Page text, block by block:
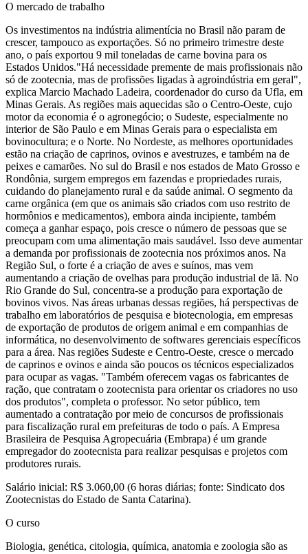
O mercado de trabalho
Os investimentos na indústria alimentícia no Brasil não param de
crescer, tampouco as exportações. Só no primeiro trimestre deste
ano, o país exportou 9 mil toneladas de carne bovina para os
Estados Unidos."Há necessidade premente de mais profissionais não
só de zootecnia, mas de profissões ligadas à agroindústria em geral",
explica Marcio Machado Ladeira, coordenador do curso da Ufla, em
Minas Gerais. As regiões mais aquecidas são o Centro-Oeste, cujo
motor da economia é o agronegócio; o Sudeste, especialmente no
interior de São Paulo e em Minas Gerais para o especialista em
bovinocultura; e o Norte. No Nordeste, as melhores oportunidades
estão na criação de caprinos, ovinos e avestruzes, e também na de
peixes e camarões. No sul do Brasil e nos estados de Mato Grosso e
Rondônia, surgem empregos em fazendas e propriedades rurais,
cuidando do planejamento rural e da saúde animal. O segmento da
carne orgânica (em que os animais são criados com uso restrito de
hormônios e medicamentos), embora ainda incipiente, também
começa a ganhar espaço, pois cresce o número de pessoas que se
preocupam com uma alimentação mais saudável. Isso deve aumentar
a demanda por profissionais de zootecnia nos próximos anos. Na
Região Sul, o forte é a criação de aves e suínos, mas vem
aumentando a criação de ovelhas para produção industrial de lã. No
Rio Grande do Sul, concentra-se a produção para exportação de
bovinos vivos. Nas áreas urbanas dessas regiões, há perspectivas de
trabalho em laboratórios de pesquisa e biotecnologia, em empresas
de exportação de produtos de origem animal e em companhias de
informática, no desenvolvimento de softwares gerenciais específicos
para a área. Nas regiões Sudeste e Centro-Oeste, cresce o mercado
de caprinos e ovinos e ainda são poucos os técnicos especializados
para ocupar as vagas. "Também oferecem vagas os fabricantes de
ração, que contratam o zootecnista para orientar os criadores no uso
dos produtos", completa o professor. No setor público, tem
aumentado a contratação por meio de concursos de profissionais
para fiscalização rural em prefeituras de todo o país. A Empresa
Brasileira de Pesquisa Agropecuária (Embrapa) é um grande
empregador do zootecnista para realizar pesquisas e projetos com
produtores rurais.
Salário inicial: R$ 3.060,00 (6 horas diárias; fonte: Sindicato dos
Zootecnistas do Estado de Santa Catarina).
O curso
Biologia, genética, citologia, química, anatomia e zoologia são as